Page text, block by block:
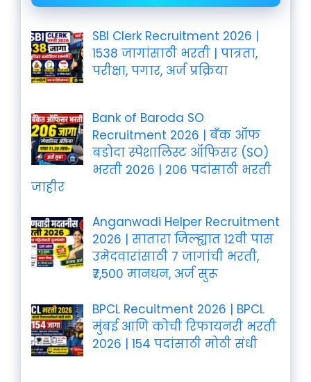
SBI Clerk Recruitment 2026 |
1538 जागांसाठी भरती | पात्रता,
परीक्षा, पगार, अर्ज प्रक्रिया
Bank of Baroda SO
Recruitment 2026 | बँक ऑफ
बडोदा स्पेशालिस्ट ऑफिसर (SO)
भरती 2026 | 206 पदांसाठी भरती
जाहीर
Anganwadi Helper Recruitment
2026 | सातारा जिल्ह्यात 12वी पास
उमेदवारांसाठी 7 जागांची भरती,
₹7,500 मानधन, अर्ज सुरू
BPCL Recuitment 2026 | BPCL
मुंबई आणि कोची रिफायनरी भरती
2026 | 154 पदांसाठी मोठी संधी